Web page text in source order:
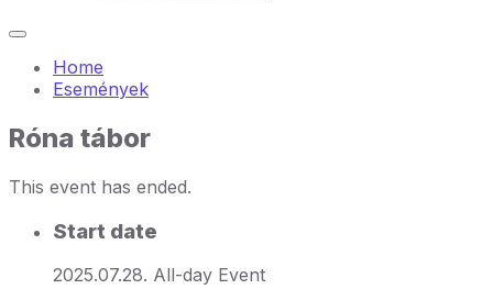
Home
Események
Róna tábor
This event has ended.
Start date
2025.07.28. All-day Event